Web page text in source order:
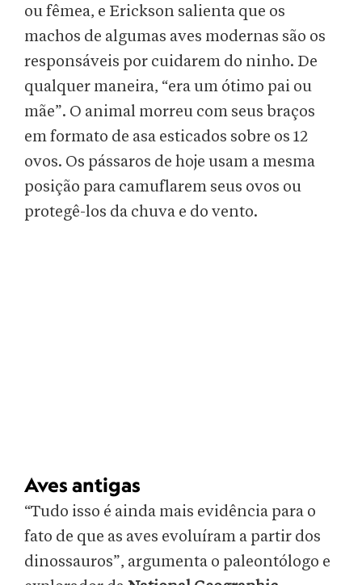
ou fêmea, e Erickson salienta que os
machos de algumas aves modernas são os
responsáveis por cuidarem do ninho. De
qualquer maneira, “era um ótimo pai ou
mãe”. O animal morreu com seus braços
em formato de asa esticados sobre os 12
ovos. Os pássaros de hoje usam a mesma
posição para camuflarem seus ovos ou
protegê-los da chuva e do vento.
Aves antigas
“Tudo isso é ainda mais evidência para o
fato de que as aves evoluíram a partir dos
dinossauros”, argumenta o paleontólogo e